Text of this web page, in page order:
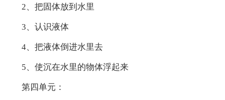
2、把固体放到水里
3、认识液体
4、把液体倒进水里去
5、使沉在水里的物体浮起来
第四单元：